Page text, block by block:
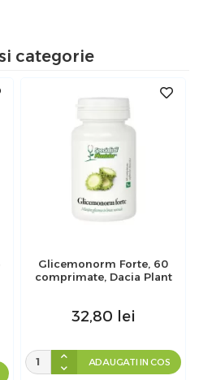
categorie
Glicemonorm Forte, 60
comprimate, Dacia Plant
32,80 lei
ADAUGATI IN COS